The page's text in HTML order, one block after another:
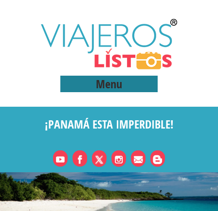
Menu
¡PANAMÁ ESTA IMPERDIBLE!